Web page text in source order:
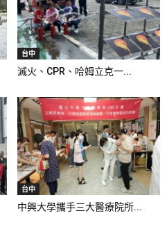
台中
滅火、CPR、哈姆立克一...
台中
中興大學攜手三大醫療院所...